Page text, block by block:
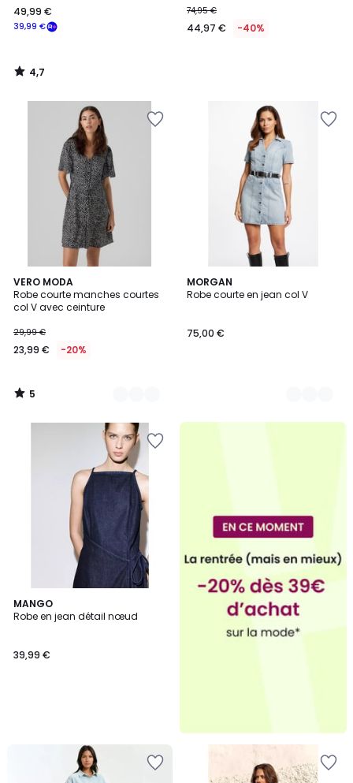
€
souscrivez
notre
programme
39,99 €
49,99 €
4,7
/
74,95 €
44,97 € -40%
VERO MODA
Robe courte manches courtes
col V avec ceinture
29,99 €
23,99 € -20%
5
/
5
2
Couleurs
5
/
MORGAN
Robe courte en jean col V
75,00 €
2
Couleurs
MANGO
Robe en jean détail nœud
39,99 €